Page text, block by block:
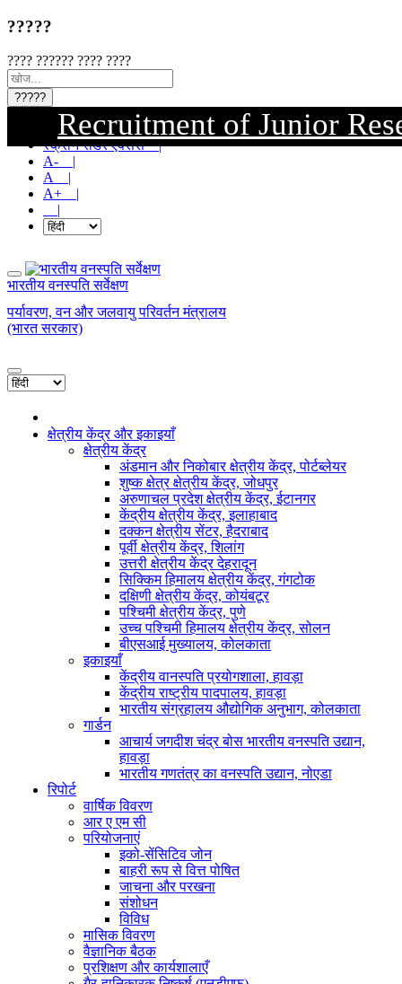
?????
???? ?????? ???? ????
?????
Recruitment of Junior
मुख्य सामग्री पर जाएं |
स्क्रीन रीडर एक्सेस |
A- |
A |
A+ |
|
भारतीय वनस्पति सर्वेक्षण
पर्यावरण, वन और जलवायु परिवर्तन मंत्रालय
(भारत सरकार)
क्षेत्रीय केंद्र और इकाइयाँ
क्षेत्रीय केंद्र
अंडमान और निकोबार क्षेत्रीय केंद्र, पोर्टब्लेयर
शुष्क क्षेत्र क्षेत्रीय केंद्र, जोधपुर
अरुणाचल प्रदेश क्षेत्रीय केंद्र, ईटानगर
केंद्रीय क्षेत्रीय केंद्र, इलाहाबाद
दक्कन क्षेत्रीय सेंटर, हैदराबाद
पूर्वी क्षेत्रीय केंद्र, शिलांग
उत्तरी क्षेत्रीय केंद्र देहरादून
सिक्किम हिमालय क्षेत्रीय केंद्र, गंगटोक
दक्षिणी क्षेत्रीय केंद्र, कोयंबटूर
पश्चिमी क्षेत्रीय केंद्र, पुणे
उच्च पश्चिमी हिमालय क्षेत्रीय केंद्र, सोलन
बीएसआई मुख्यालय, कोलकाता
इकाइयाँ
केंद्रीय वानस्पति प्रयोगशाला, हावड़ा
केंद्रीय राष्ट्रीय पादपालय, हावड़ा
भारतीय संग्रहालय औद्योगिक अनुभाग, कोलकाता
गार्डन
आचार्य जगदीश चंद्र बोस भारतीय वनस्पति उद्यान,
हावड़ा
भारतीय गणतंत्र का वनस्पति उद्यान, नोएडा
रिपोर्ट
वार्षिक विवरण
आर ए एम सी
परियोजनाएं
इको-सेंसिटिव जोन
बाहरी रूप से वित्त पोषित
जाचना और परखना
संशोधन
विविध
मासिक विवरण
वैज्ञानिक बैठक
प्रशिक्षण और कार्यशालाएँ